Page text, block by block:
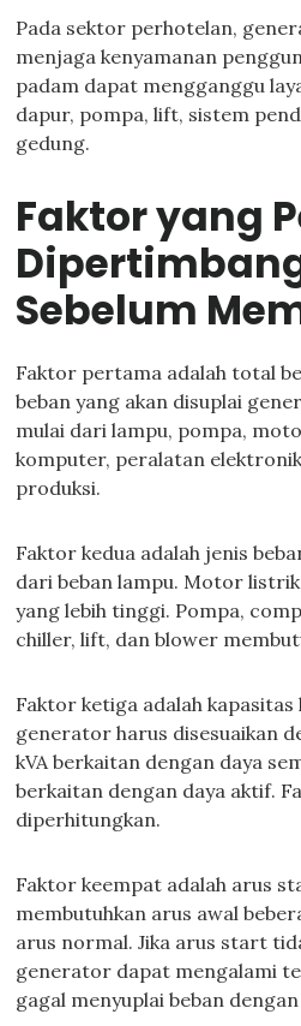
Pada sektor perhotelan,
menjaga kenyamanan
padam dapat mengganggu
dapur, pompa, lift, sistem
gedung.
Faktor yang
Sebelum
Faktor pertama adalah total
beban yang akan disuplai
mulai dari lampu, pompa,
komputer, peralatan
produksi.
Faktor kedua adalah jenis
dari beban lampu. Motor
yang lebih tinggi. Pompa,
chiller, lift, dan blower
Faktor ketiga adalah kapasitas
generator harus disesuaikan
kVA berkaitan dengan daya
berkaitan dengan daya aktif.
diperhitungkan.
Faktor keempat adalah arus
membutuhkan arus awal
arus normal. Jika arus start
generator dapat mengalami
gagal menyuplai beban